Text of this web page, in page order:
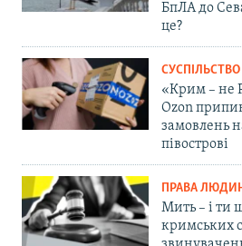
БпЛА до
це?
СУСПІЛЬСТВО
«Крим – не
Ozon
замовлень
півострові
ПРАВА
Мить – і ти
кримських